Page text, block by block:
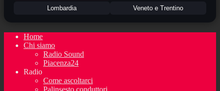
Lombardia Veneto e Trentino
Home
Chi siamo
Radio Sound
Piacenza24
Radio
Come ascoltarci